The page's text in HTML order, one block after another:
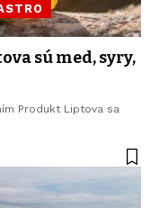
sú med, syry,
Produkt Liptova sa